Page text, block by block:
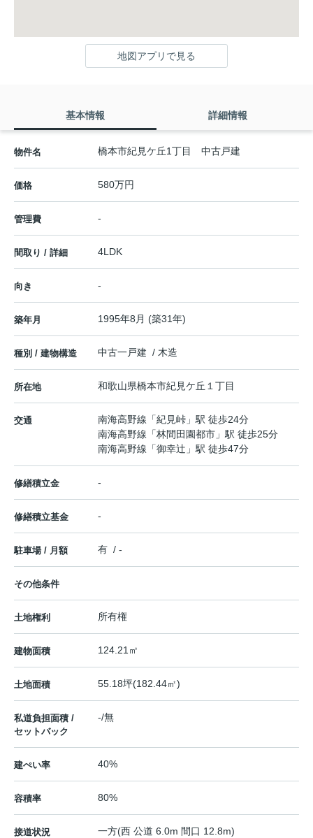
地図アプリで見る
基本情報 詳細情報
物件名 橋本市紀見ケ丘1丁目 中古戸建
価格 580万円
管理費 -
間取り / 詳細 4LDK
向き -
築年月 1995年8月 (築31年)
種別 / 建物構造 中古一戸建 / 木造
所在地 和歌山県橋本市紀見ケ丘 １丁目
交通 南海高野線 「紀見峠 」駅 徒歩24分
南海高野線 「林間田園都市 」駅 徒歩25分
南海高野線 「御幸辻 」駅 徒歩47分
修繕積立金 -
修繕積立基金 -
駐車場 / 月額 有 / -
その他条件
土地権利 所有権
建物面積 124.21㎡
土地面積 55.18坪(182.44㎡)
私道負担面積 /
セットバック
-/無
建ぺい率 40%
容積率 80%
接道状況 一方(西 公道 6.0m 間口 12.8m)